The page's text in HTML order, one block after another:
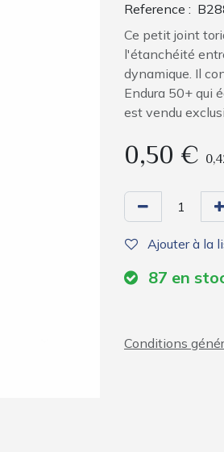
Reference :
Ce petit joint
l'étanchéité
dynamique. Il
Endura 50+ qui
est vendu
0,50 €
Ajouter à la
87 en
Conditions